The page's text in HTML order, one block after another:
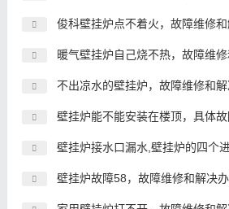
俊科壁挂炉点不着火，故障维修
暖气壁挂炉自己烧不热，故障维
不出凉水的壁挂炉，故障维修和
壁挂炉能不能安装在楼顶，具体
壁挂炉接水口漏水,壁挂炉的四个
壁挂炉故障58，故障维修和解决